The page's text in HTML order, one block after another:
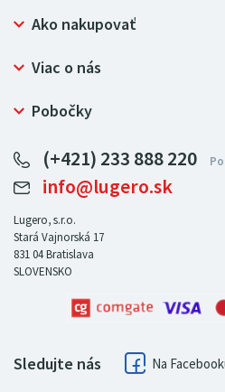
Ako nakupovať
Prečo nakupovať u LUGERO
Ochrana osobných údajov
Viac o nás
Bezpečný nákup
Certifikát NATUR-PACK
Pre predajcov
Pobočky
LUGERO Nemecko
LUGERO Česká republika
LUGERO Maďarsko
LUGERO Rakousko
(+421) 233 888 220
info@lugero.sk
Lugero, s.r.o.
Stará Vajnorská 17
831 04Bratislava
SLOVENSKO
Sledujte nás Facebook